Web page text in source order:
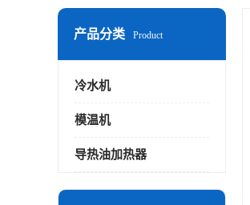
产品分类 Product
冷水机
模温机
导热油加热器